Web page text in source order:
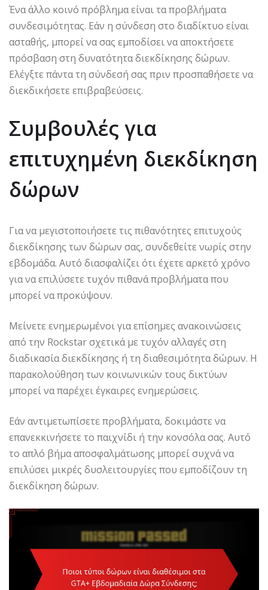
Ένα άλλο κοινό πρόβλημα είναι τα προβλήματα
συνδεσιμότητας. Εάν η σύνδεση στο διαδίκτυο είναι
ασταθής, μπορεί να σας εμποδίσει να αποκτήσετε
πρόσβαση στη δυνατότητα διεκδίκησης δώρων.
Ελέγξτε πάντα τη σύνδεσή σας πριν προσπαθήσετε να
διεκδικήσετε επιβραβεύσεις.
Συμβουλές για
επιτυχημένη διεκδίκηση
δώρων
Για να μεγιστοποιήσετε τις πιθανότητες επιτυχούς
διεκδίκησης των δώρων σας, συνδεθείτε νωρίς στην
εβδομάδα. Αυτό διασφαλίζει ότι έχετε αρκετό χρόνο
για να επιλύσετε τυχόν πιθανά προβλήματα που
μπορεί να προκύψουν.
Μείνετε ενημερωμένοι για επίσημες ανακοινώσεις
από την Rockstar σχετικά με τυχόν αλλαγές στη
διαδικασία διεκδίκησης ή τη διαθεσιμότητα δώρων. Η
παρακολούθηση των κοινωνικών τους δικτύων
μπορεί να παρέχει έγκαιρες ενημερώσεις.
Εάν αντιμετωπίσετε προβλήματα, δοκιμάστε να
επανεκκινήσετε το παιχνίδι ή την κονσόλα σας. Αυτό
το απλό βήμα αποσφαλμάτωσης μπορεί συχνά να
επιλύσει μικρές δυσλειτουργίες που εμποδίζουν τη
διεκδίκηση δώρων.